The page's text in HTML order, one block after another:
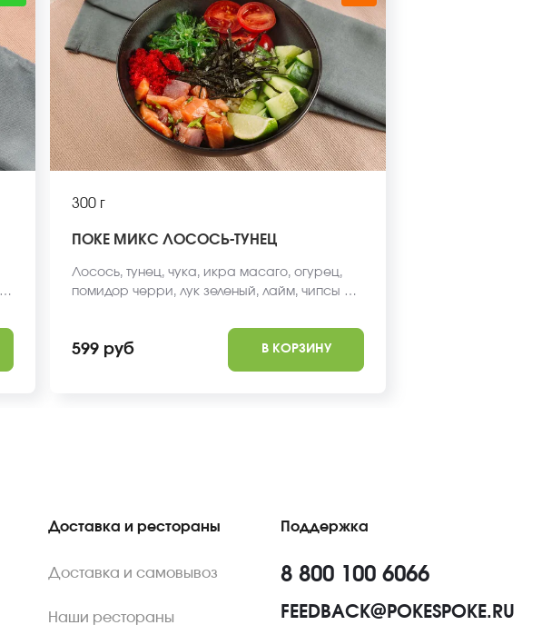
300 г
ПОКЕ МИКС ЛОСОСЬ-ТУНЕЦ
Лосось, тунец, чука, икра масаго, огурец,
помидор черри, лук зеленый, лайм, чипсы из
599 руб В КОРЗИНУ
Доставка и рестораны
Доставка и самовывоз
Наши рестораны
Поддержка
8 800 100 6066
FEEDBACK@POKESPOKE.RU